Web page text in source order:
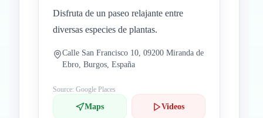
Disfruta de un paseo relajante entre
diversas especies de plantas.
Calle San Francisco 10, 09200 Miranda de
Ebro, Burgos, España
Source: Google Places
Maps Videos